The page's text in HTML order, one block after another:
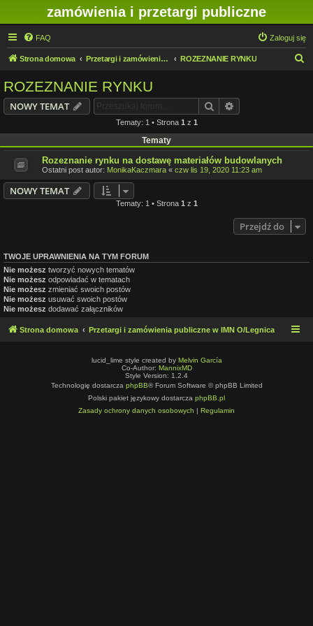
zamówienia i przetargi publiczne
FAQ Zaloguj się
Strona domowa Przetargi i zamówienia publiczne w IMN O/Legnica ROZEZNANIE RYNKU
ROZEZNANIE RYNKU
NOWY TEMAT Szukaj
Tematy: 1 • Strona 1 z 1
Tematy
Rozeznanie rynku na dostawę materiałów budowlanych
Ostatni post autor: MonikaKaczmara « czw lis 19, 2020 11:23 am
NOWY TEMAT
Tematy: 1 • Strona 1 z 1
Przejdź do
TWOJE UPRAWNIENIA NA TYM FORUM
Nie możesz tworzyć nowych tematów
Nie możesz odpowiadać w tematach
Nie możesz zmieniać swoich postów
Nie możesz usuwać swoich postów
Nie możesz dodawać załączników
Strona domowa Przetargi i zamówienia publiczne w IMN O/Legnica
lucid_lime style created by Melvin García
Co-Author: MannixMD
Style Version: 1.2.4
Technologię dostarcza phpBB® Forum Software © phpBB Limited
Polski pakiet językowy dostarcza phpBB.pl
Zasady ochrony danych osobowych | Regulamin